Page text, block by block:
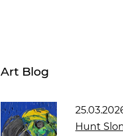
Art Blog
Hunt